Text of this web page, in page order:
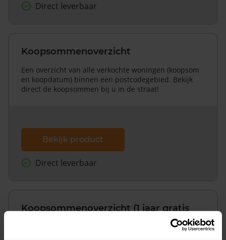
Direct leverbaar
Koopsommenoverzicht
Een overzicht van alle verkochte woningen (koopsom
en koopdatum) binnen een postcodegebied. Bekijk
direct de koopsommen bij u in de straat!
Bekijk product
Direct leverbaar
Koopsommenoverzicht (1 jaar gratis